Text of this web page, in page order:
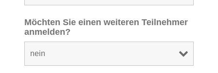
Möchten Sie einen weiteren Teilnehmer
anmelden?